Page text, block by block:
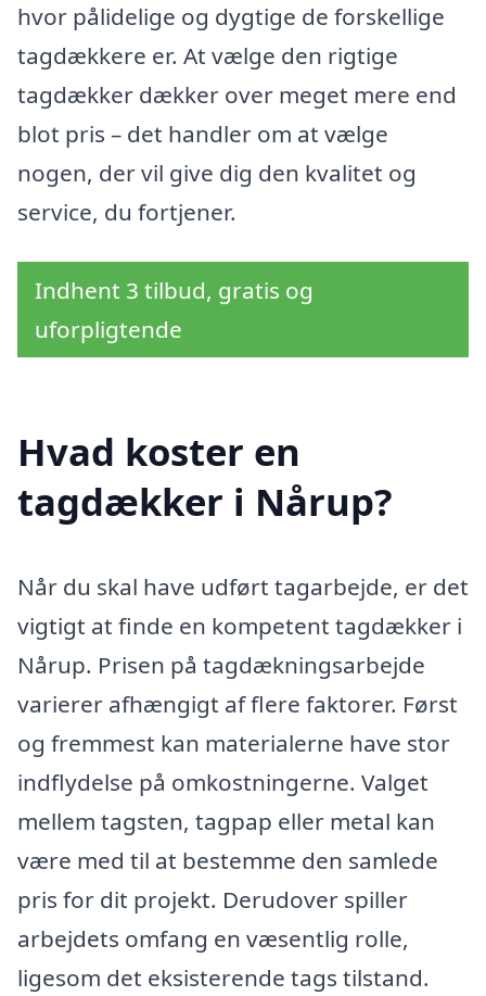
hvor pålidelige og dygtige de forskellige
tagdækkere er. At vælge den rigtige
tagdækker dækker over meget mere end
blot pris – det handler om at vælge
nogen, der vil give dig den kvalitet og
service, du fortjener.
Indhent 3 tilbud, gratis og
uforpligtende
Hvad koster en
tagdækker i Nårup?
Når du skal have udført tagarbejde, er det
vigtigt at finde en kompetent tagdækker i
Nårup. Prisen på tagdækningsarbejde
varierer afhængigt af flere faktorer. Først
og fremmest kan materialerne have stor
indflydelse på omkostningerne. Valget
mellem tagsten, tagpap eller metal kan
være med til at bestemme den samlede
pris for dit projekt. Derudover spiller
arbejdets omfang en væsentlig rolle,
ligesom det eksisterende tags tilstand.